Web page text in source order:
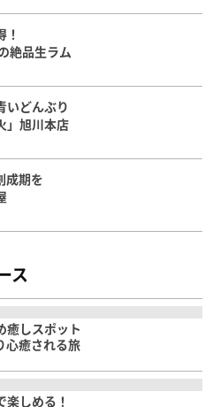
！
絶品生ラム
いどんぶり
」旭川本店
成期を
ス
癒しスポット
心癒される旅
楽しめる！